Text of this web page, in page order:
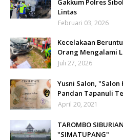
Gakkum Polres
Lintas
Februari 03, 2026
Kecelakaan
Orang Mengalami
Juli 27, 2026
Yusni Salon,
Pandan Tapanuli
April 20, 2021
TAROMBO
"SIMATUPANG"